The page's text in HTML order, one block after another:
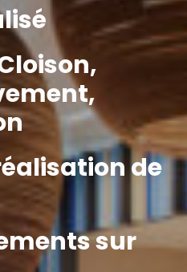
de
sur